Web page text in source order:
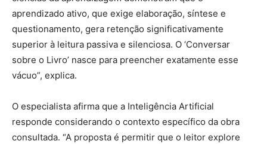
aprendizado ativo, que exige elaboração, síntese e
questionamento, gera retenção significativamente
superior à leitura passiva e silenciosa. O ‘Conversar
sobre o Livro’ nasce para preencher exatamente esse
vácuo”, explica.
O especialista afirma que a Inteligência Artificial
responde considerando o contexto específico da obra
consultada. “A proposta é permitir que o leitor explore